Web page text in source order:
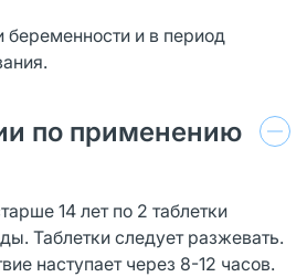
беременности и в период
по применению
14 лет по 2 таблетки
Таблетки следует разжевать.
наступает через 8-12 часов.